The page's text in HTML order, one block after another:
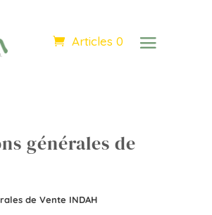
Articles 0
générales de
de Vente INDAH